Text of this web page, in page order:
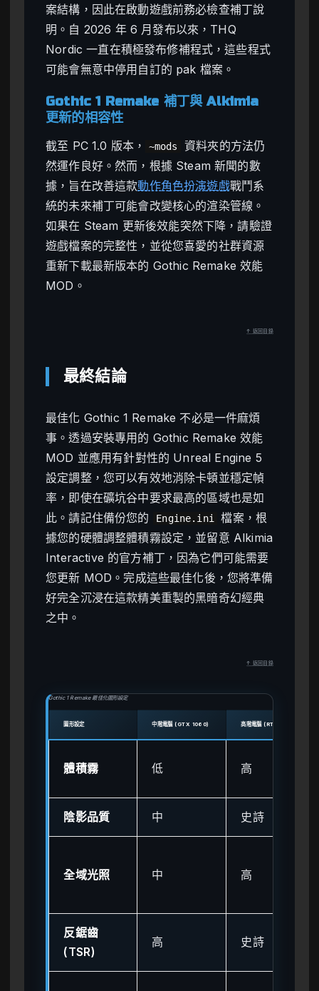
案結構，因此在啟動遊戲前務必檢查補丁說
明。自 2026 年 6 月發布以來，THQ
Nordic 一直在積極發布修補程式，這些程式
可能會無意中停用自訂的 pak 檔案。
Gothic 1 Remake 補丁與 Alkimia
更新的相容性
截至 PC 1.0 版本， ~mods
資料夾的方法仍
然運作良好。然而，根據 Steam 新聞的數
據，旨在改善這款動作角色扮演遊戲戰鬥系
統的未來補丁可能會改變核心的渲染管線。
如果在 Steam 更新後效能突然下降，請驗證
遊戲檔案的完整性，並從您喜愛的社群資源
重新下載最新版本的 Gothic Remake 效能
MOD。
↑ 返回目錄
最終結論
最佳化 Gothic 1 Remake 不必是一件麻煩
事。透過安裝專用的 Gothic Remake 效能
MOD 並應用有針對性的 Unreal Engine 5
設定調整，您可以有效地消除卡頓並穩定幀
率，即使在礦坑谷中要求最高的區域也是如
此。請記住備份您的
Engine.ini
檔案，根
據您的硬體調整體積霧設定，並留意 Alkimia
Interactive 的官方補丁，因為它們可能需要
您更新 MOD。完成這些最佳化後，您將準備
好完全沉浸在這款精美重製的黑暗奇幻經典
之中。
↑ 返回目錄
Gothic 1 Remake 最佳化圖形設定
圖形設定 中階電腦 (GTX 1060) 高階電腦 (RTX 4070)
體積霧 低 高
陰影品質 中 史詩
全域光照 中 高
反鋸齒
(TSR)
高 史詩